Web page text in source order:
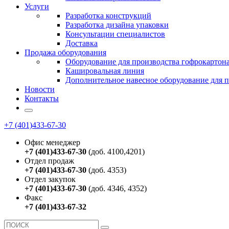
Услуги
Разработка конструкций
Разработка дизайна упаковки
Консультации специалистов
Доставка
Продажа оборудования
Оборудование для производства гофрокартона
Кашировальная линия
Дополнительное навесное оборудование для
Новости
Контакты
+7 (401)433-67-30
Офис менеджер
+7 (401)433-67-30 (доб. 4100,4201)
Отдел продаж
+7 (401)433-67-30 (доб. 4353)
Отдел закупок
+7 (401)433-67-30 (доб. 4346, 4352)
Факс
+7 (401)433-67-32